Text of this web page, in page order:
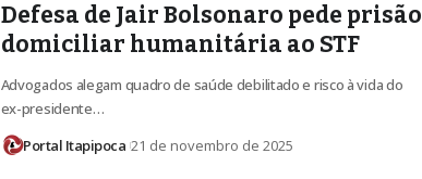
Defesa de Jair Bolsonaro pede prisão
domiciliar humanitária ao STF
Advogados alegam quadro de saúde debilitado e risco à vida do
ex-presidente…
Portal Itapipoca 21 de novembro de 2025